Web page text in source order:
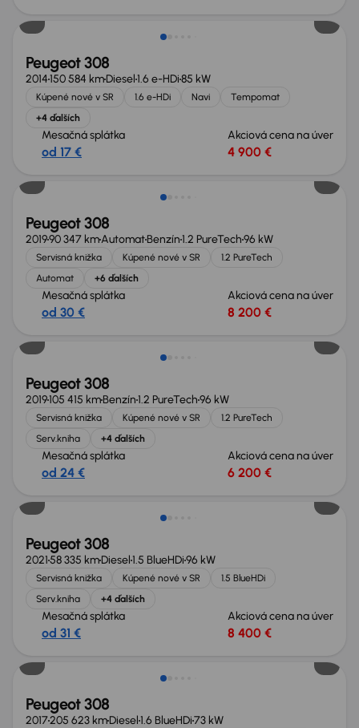
Peugeot 308
2014150 584 kmDiesel1.6 e-HDi85 kW
Kúpené nové v SR 1.6 e-HDi Navi
Tempomat
+4 ďalších
Mesačná splátka
od 17 €
Akciová cena na úver
4 900 €
Zlacnené o 500 €
Peugeot 308
201990 347 kmAutomatBenzín1.2 PureTech96 kW
Servisná knižka Kúpené nové v SR
1.2 PureTech
Automat
+6 ďalších
Mesačná splátka
od 30 €
Akciová cena na úver
8 200 €
Zlacnené o 2 000 €
Peugeot 308
2019105 415 kmBenzín1.2 PureTech96 kW
Servisná knižka Kúpené nové v SR
1.2 PureTech
Serv.kniha
+4 ďalších
Mesačná splátka
od 24 €
Akciová cena na úver
6 200 €
Zlacnené o 1 100 €
Peugeot 308
202158 335 kmDiesel1.5 BlueHDi96 kW
Servisná knižka Kúpené nové v SR
1.5 BlueHDi
Serv.kniha
+4 ďalších
Mesačná splátka
od 31 €
Akciová cena na úver
8 400 €
Zlacnené o 500 €
Peugeot 308
2017205 623 kmDiesel1.6 BlueHDi73 kW